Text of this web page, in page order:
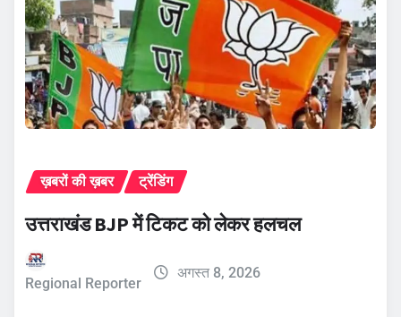
ख़बरों की ख़बर ट्रेंडिंग
उत्तराखंड BJP में टिकट को लेकर हलचल
Regional Reporter
अगस्त 8, 2026